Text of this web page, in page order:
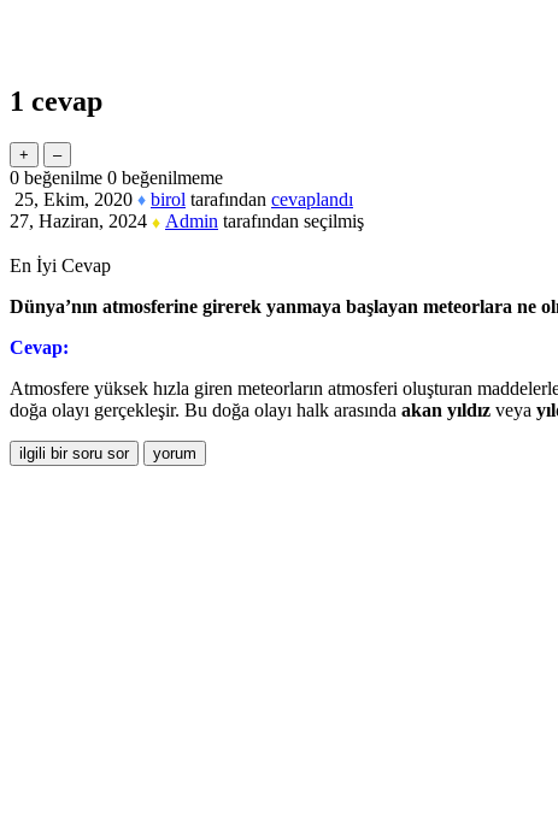
1 cevap
0 beğenilme 0 beğenilmeme
25, Ekim, 2020 ♦ birol tarafından cevaplandı
27, Haziran, 2024 ♦ Admin tarafından seçilmiş
En İyi Cevap
Dünya’nın atmosferine girerek yanmaya başlayan meteorlara ne
Cevap:
Atmosfere yüksek hızla giren meteorların atmosferi oluşturan
doğa olayı gerçekleşir. Bu doğa olayı halk arasında akan yıldız veya